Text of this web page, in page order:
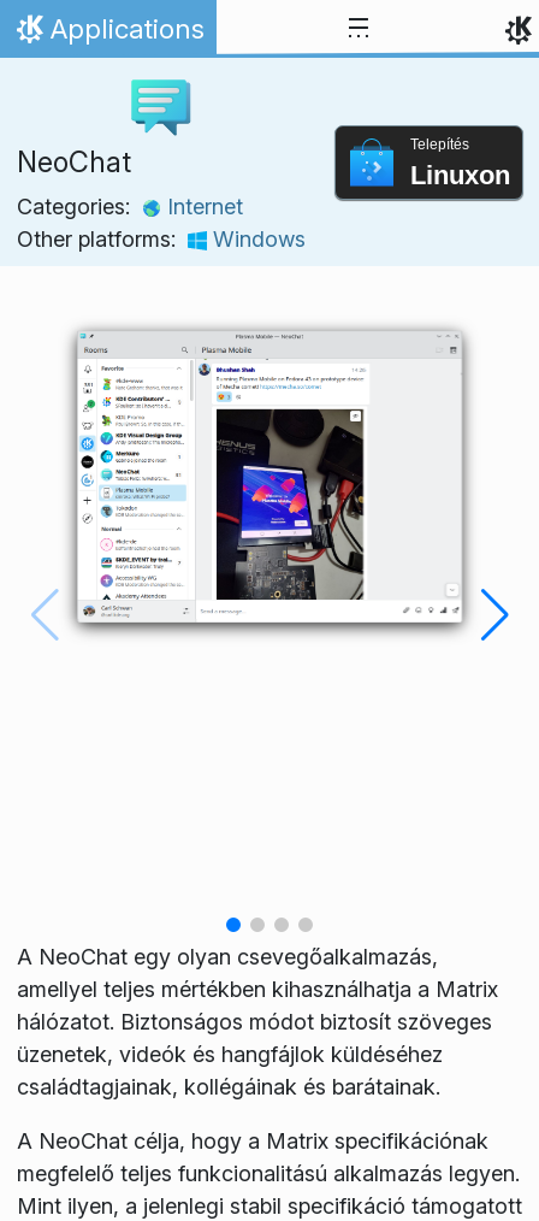
Ugrás a tartalomhoz
Kezdőlap
Applications
NeoChat
Categories:
Internet
Other platforms:
Windows
Telepítés
Linuxon
A NeoChat egy olyan csevegőalkalmazás,
amellyel teljes mértékben kihasználhatja a Matrix
hálózatot. Biztonságos módot biztosít szöveges
üzenetek, videók és hangfájlok küldéséhez
családtagjainak, kollégáinak és barátainak.
A NeoChat célja, hogy a Matrix specifikációnak
megfelelő teljes funkcionalitású alkalmazás legyen.
Mint ilyen, a jelenlegi stabil specifikáció támogatott